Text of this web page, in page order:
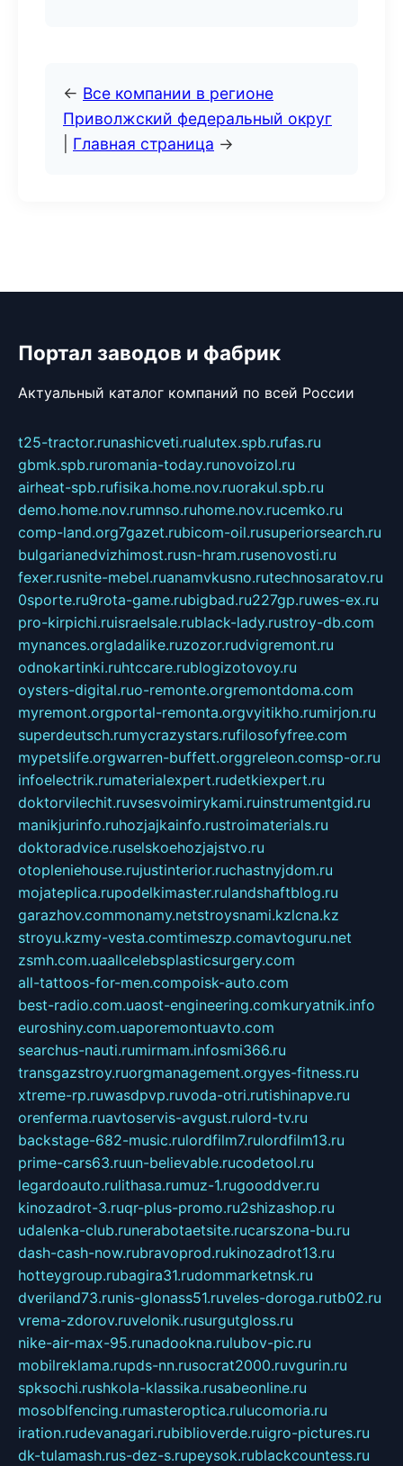
← Все компании в регионе
Приволжский федеральный округ
Главная страница →
Портал заводов и фабрик
Актуальный каталог компаний по всей России
t25-tractor.runashicveti.rualutex.spb.rufas.ru
gbmk.spb.ruromania-today.runovoizol.ru
airheat-spb.rufisika.home.nov.ruorakul.spb.ru
demo.home.nov.rumnso.ruhome.nov.rucemko.ru
comp-land.org7gazet.rubicom-oil.rusuperiorsearch.ru
bulgarianedvizhimost.rusn-hram.rusenovosti.ru
fexer.rusnite-mebel.ruanamvkusno.rutechnosaratov.ru
0sporte.ru9rota-game.rubigbad.ru227gp.ruwes-ex.ru
pro-kirpichi.ruisraelsale.rublack-lady.rustroy-db.com
mynances.orgladalike.ruzozor.rudvigremont.ru
odnokartinki.ruhtccare.rublogizotovoy.ru
oysters-digital.ruo-remonte.orgremontdoma.com
myremont.orgportal-remonta.orgvyitikho.rumirjon.ru
superdeutsch.rumycrazystars.rufilosofyfree.com
mypetslife.orgwarren-buffett.orggreleon.comsp-or.ru
infoelectrik.rumaterialexpert.rudetkiexpert.ru
doktorvilechit.ruvsesvoimirykami.ruinstrumentgid.ru
manikjurinfo.ruhozjajkainfo.rustroimaterials.ru
doktoradvice.ruselskoehozjajstvo.ru
otopleniehouse.rujustinterior.ruchastnyjdom.ru
mojateplica.rupodelkimaster.rulandshaftblog.ru
garazhov.commonamy.netstroysnami.kzlcna.kz
stroyu.kzmy-vesta.comtimeszp.comavtoguru.net
zsmh.com.uaallcelebsplasticsurgery.com
all-tattoos-for-men.compoisk-auto.com
best-radio.com.uaost-engineering.comkuryatnik.info
euroshiny.com.uaporemontuavto.com
searchus-nauti.rumirmam.infosmi366.ru
transgazstroy.ruorgmanagement.orgyes-fitness.ru
xtreme-rp.ruwasdpvp.ruvoda-otri.rutishinapve.ru
orenferma.ruavtoservis-avgust.rulord-tv.ru
backstage-682-music.rulordfilm7.rulordfilm13.ru
prime-cars63.ruun-believable.rucodetool.ru
legardoauto.rulithasa.rumuz-1.rugooddver.ru
kinozadrot-3.ruqr-plus-promo.ru2shizashop.ru
udalenka-club.runerabotaetsite.rucarszona-bu.ru
dash-cash-now.rubravoprod.rukinozadrot13.ru
hotteygroup.rubagira31.rudommarketnsk.ru
dveriland73.runis-glonass51.ruveles-doroga.rutb02.ru
vrema-zdorov.ruvelonik.rusurgutgloss.ru
nike-air-max-95.runadookna.rulubov-pic.ru
mobilreklama.rupds-nn.rusocrat2000.ruvgurin.ru
spksochi.rushkola-klassika.rusabeonline.ru
mosoblfencing.rumasteroptica.rulucomoria.ru
iration.rudevanagari.rubiblioverde.ruigro-pictures.ru
dk-tulamash.rus-dez-s.rupeysok.rublackcountess.ru